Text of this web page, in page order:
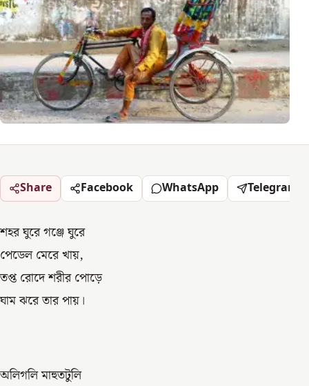
Share Facebook WhatsApp Telegram
শহর ঘুরে গঞ্জে ঘুরে
পেডেল মেরে খায়,
তপ্ত রোদে শরীর পোড়ে
ঘাম ঝরে তার পায়।
অলিগলি মাহুতটুলি